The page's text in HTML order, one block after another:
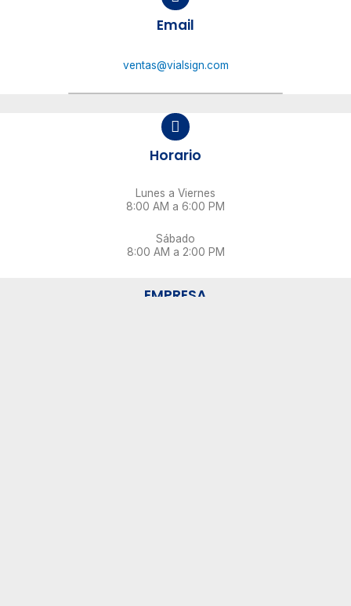
Email
ventas@vialsign.com
Horario
Lunes a Viernes
8:00 AM a 6:00 PM
Sábado
8:00 AM a 2:00 PM
EMPRESA